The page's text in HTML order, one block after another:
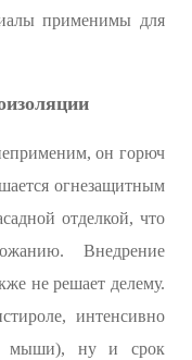
применимы для
он горюч
огнезащитным
отделкой, что
Внедрение
не решает делему.
интенсивно
и мыши), ну и срок